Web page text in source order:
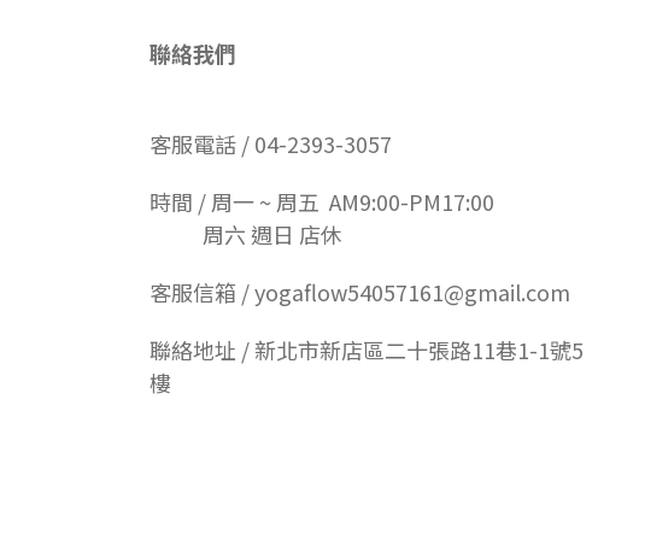
聯絡我們
客服電話 / 04-2393-3057
時間 / 周一 ~ 周五 AM9:00-PM17:00
周六 週日 店休
客服信箱 / yogaflow54057161@gmail.com
聯絡地址 / 新北市新店區二十張路11巷1-1號5
樓